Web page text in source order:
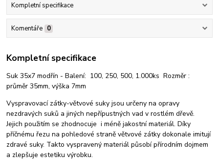
Kompletní specifikace
Komentáře 0
Kompletní specifikace
Suk 35x7 modřín - Balení: 100, 250, 500, 1.000ks Rozměr :
průměr 35mm, výška 7mm
Vyspravovací zátky-větvové suky jsou určeny na opravy
nezdravých suků a jiných nepřípustných vad v rostlém dřevě.
Jejich použitím se zhodnocuje i méně jakostní materiál. Díky
příčnému řezu na pohledové straně větvové zátky dokonale imitují
zdravé suky. Takto vyspravený materiál působí přírodním dojmem
a zlepšuje estetiku výrobku.